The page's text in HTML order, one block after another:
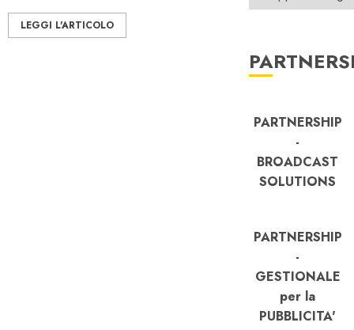
LEGGI L'ARTICOLO
PARTNERSHIP
-
BROADCAST
SOLUTIONS
PARTNERSHIP
-
GESTIONALE
per la
PUBBLICITA'